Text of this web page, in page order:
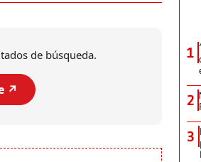
de búsqueda.
↗️
1
2
3